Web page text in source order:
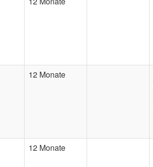
12 Monate
12 Monate